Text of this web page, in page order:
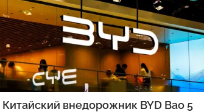
Китайский внедорожник BYD Bao 5